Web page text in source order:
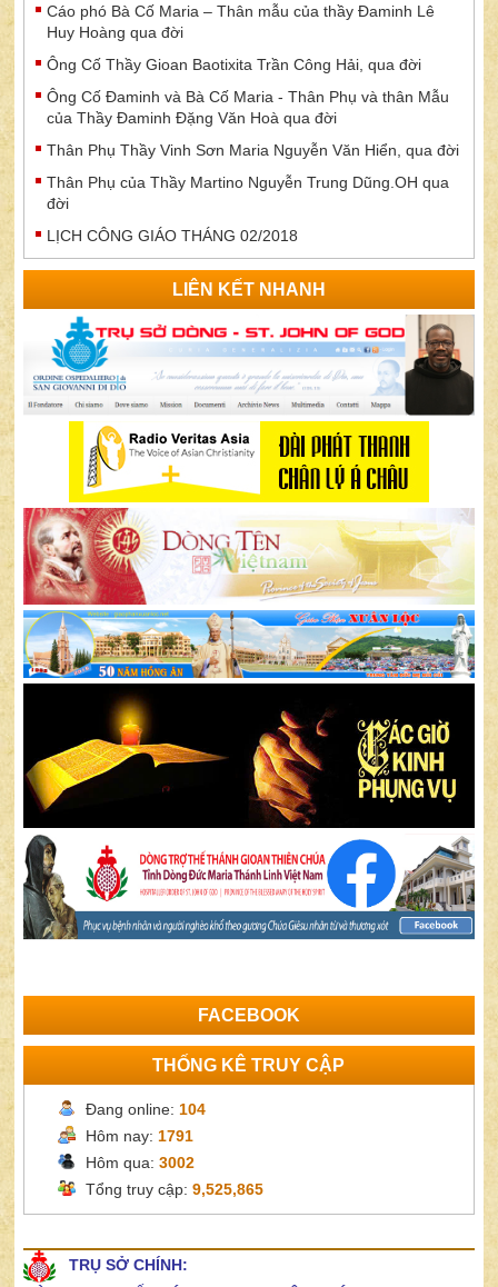
Cáo phó Bà Cố Maria – Thân mẫu của thầy Đaminh Lê
Huy Hoàng qua đời
Ông Cố Thầy Gioan Baotixita Trần Công Hải, qua đời
Ông Cố Đaminh và Bà Cố Maria - Thân Phụ và thân Mẫu
của Thầy Đaminh Đặng Văn Hoà qua đời
Thân Phụ Thầy Vinh Sơn Maria Nguyễn Văn Hiển, qua đời
Thân Phụ của Thầy Martino Nguyễn Trung Dũng.OH qua
đời
LỊCH CÔNG GIÁO THÁNG 02/2018
LIÊN KẾT NHANH
FACEBOOK
THỐNG KÊ TRUY CẬP
Đang online: 104
Hôm nay: 1791
Hôm qua:3002
Tổng truy cập:9,525,865
TRỤ SỞ CHÍNH: